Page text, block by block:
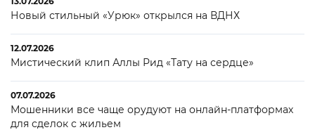
Новый стильный «Урюк» открылся на ВДНХ
12.07.2026
Мистический клип Аллы Рид «Тату на сердце»
07.07.2026
Мошенники все чаще орудуют на онлайн-платформах
для сделок с жильем